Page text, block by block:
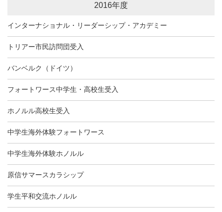
2016年度
インターナショナル・リーダーシップ・アカデミー
トリアー市民訪問団受入
バンベルク（ドイツ）
フォートワース中学生・高校生受入
ホノルル高校生受入
中学生海外体験フォートワース
中学生海外体験ホノルル
原信サマースカラシップ
学生平和交流ホノルル